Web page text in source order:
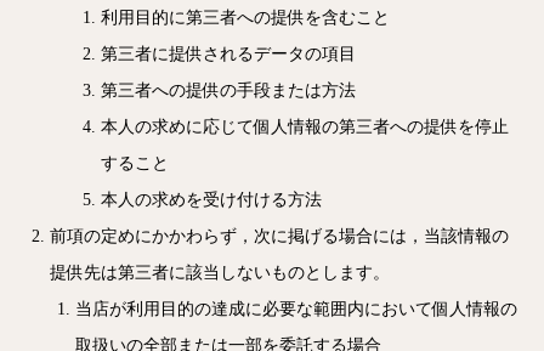
利用目的に第三者への提供を含むこと
第三者に提供されるデータの項目
第三者への提供の手段または方法
本人の求めに応じて個人情報の第三者への提供を停止
すること
本人の求めを受け付ける方法
前項の定めにかかわらず，次に掲げる場合には，当該情報の
提供先は第三者に該当しないものとします。
当店が利用目的の達成に必要な範囲内において個人情報の
取扱いの全部または一部を委託する場合